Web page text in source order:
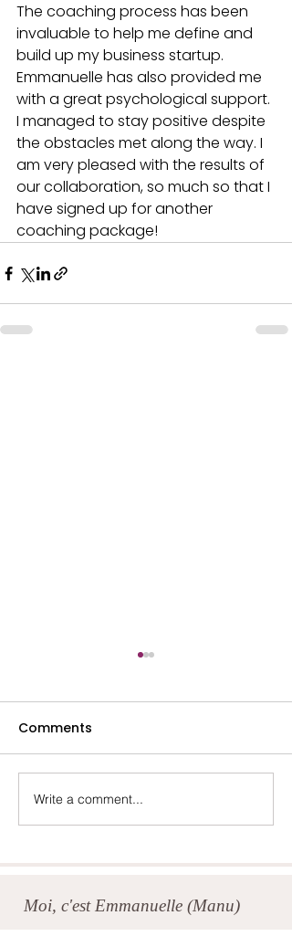
The coaching process has been
invaluable to help me define and
build up my business startup.
Emmanuelle has also provided me
with a great psychological support.
I managed to stay positive despite
the obstacles met along the way. I
am very pleased with the results of
our collaboration, so much so that I
have signed up for another
coaching package!
Lydia- Mai 2025
Comments
Write a comment...
Moi, c'est Emmanuelle (Manu)